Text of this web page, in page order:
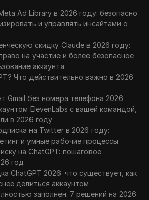
Ad Library в 2026 году: безопасно
и управлять инсайтами о
скидку Claude в 2026 году:
на участие и более безопасное
аккаунта
Что действительно важно в 2026
Gmail без номера телефона 2026
ElevenLabs с вашей командой,
в 2026 году
на Twitter в 2026 году:
и умные рабочие процессы
на ChatGPT: пошаговое
год
ChatGPT 2026: что существует, как
делиться аккаунтом
заполнен: 7 решений на 2026